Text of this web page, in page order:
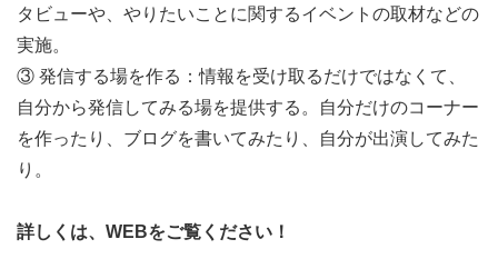
タビューや、やりたいことに関するイベントの取材などの
実施。
③ 発信する場を作る：情報を受け取るだけではなくて、
自分から発信してみる場を提供する。自分だけのコーナー
を作ったり、ブログを書いてみたり、自分が出演してみた
り。
詳しくは、WEBをご覧ください！